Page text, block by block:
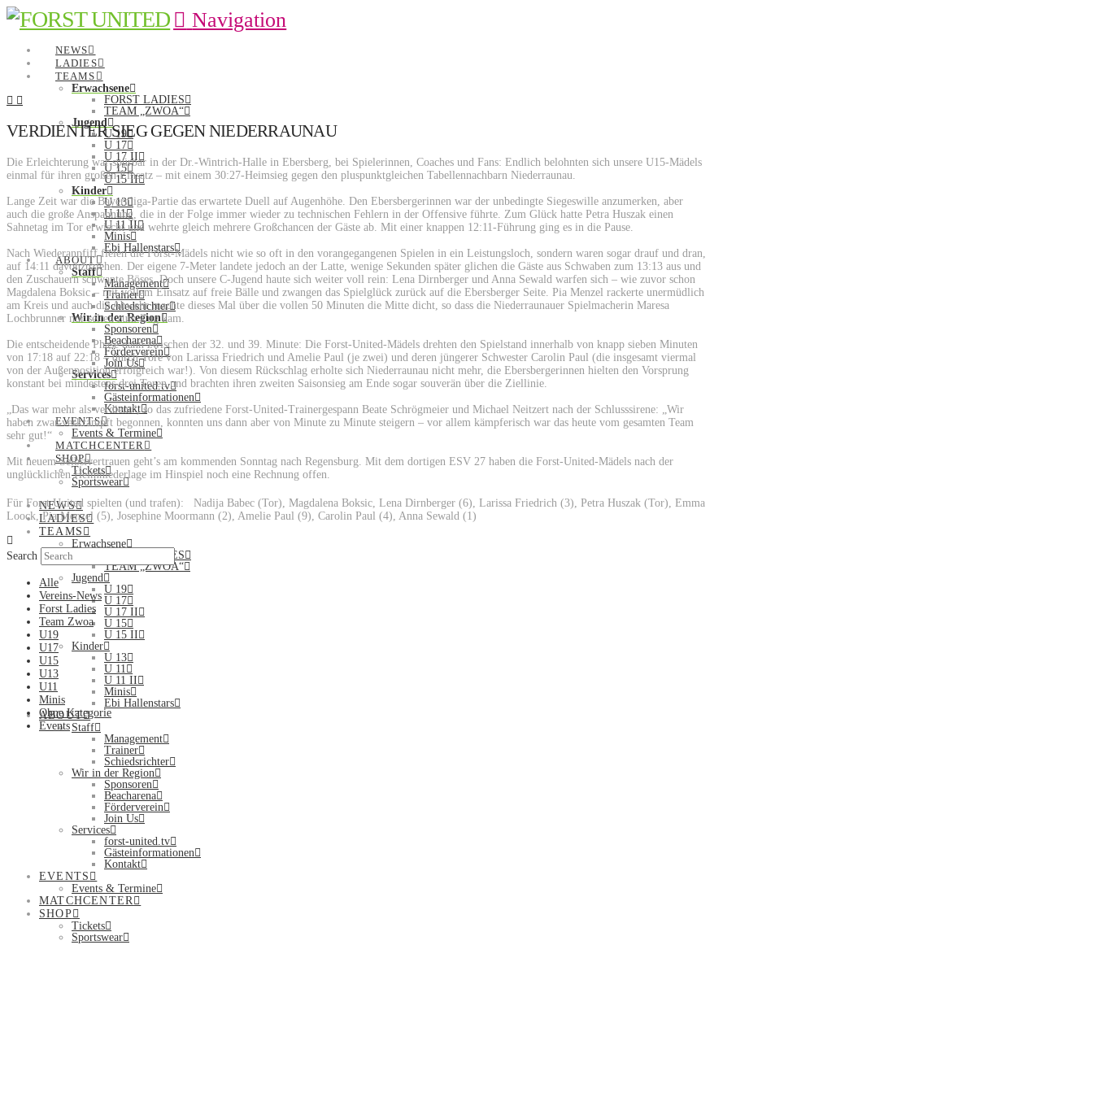
Navigation
NEWS
LADIES
TEAMS
Erwachsene
FORST LADIES
TEAM „ZWOA“
Jugend
U 19
U 17
U 17 II
U 15
U 15 II
Kinder
U 13
U 11
U 11 II
Minis
Ebi Hallenstars
ABOUT
Staff
Management
Trainer
Schiedsrichter
Wir in der Region
Sponsoren
Beacharena
Förderverein
Join Us
Services
forst-united.tv
Gästeinformationen
Kontakt
EVENTS
Events & Termine
MATCHCENTER
SHOP
Tickets
Sportswear
NEWS
LADIES
TEAMS
Erwachsene
FORST LADIES
TEAM „ZWOA“
Jugend
U 19
U 17
U 17 II
U 15
U 15 II
Kinder
U 13
U 11
U 11 II
Minis
Ebi Hallenstars
ABOUT
Staff
Management
Trainer
Schiedsrichter
Wir in der Region
Sponsoren
Beacharena
Förderverein
Join Us
Services
forst-united.tv
Gästeinformationen
Kontakt
EVENTS
Events & Termine
MATCHCENTER
SHOP
Tickets
Sportswear
VERDIENTER SIEG GEGEN NIEDERRAUNAU
Die Erleichterung war spürbar in der Dr.-Wintrich-Halle in Ebersberg, bei Spielerinnen, Coaches und Fans: Endlich belohnten sich unsere U15-Mädels
einmal für ihren großen Einsatz – mit einem 30:27-Heimsieg gegen den pluspunktgleichen Tabellennachbarn Niederraunau.
Lange Zeit war die Bayernliga-Partie das erwartete Duell auf Augenhöhe. Den Ebersbergerinnen war der unbedingte Siegeswille anzumerken, aber
auch die große Anspannung, die in der Folge immer wieder zu technischen Fehlern in der Offensive führte. Zum Glück hatte Petra Huszak einen
Sahnetag im Tor erwischt und wehrte gleich mehrere Großchancen der Gäste ab. Mit einer knappen 12:11-Führung ging es in die Pause.
Nach Wiederanpfiff fielen die Forst-Mädels nicht wie so oft in den vorangegangenen Spielen in ein Leistungsloch, sondern waren sogar drauf und dran,
auf 14:11 davonzuziehen. Der eigene 7-Meter landete jedoch an der Latte, wenige Sekunden später glichen die Gäste aus Schwaben zum 13:13 aus und
den Zuschauern schwante Böses. Doch unsere C-Jugend haute sich weiter voll rein: Lena Dirnberger und Anna Sewald warfen sich – wie zuvor schon
Magdalena Boksic – mit vollem Einsatz auf freie Bälle und zwangen das Spielglück zurück auf die Ebersberger Seite. Pia Menzel rackerte unermüdlich
am Kreis und auch die Abwehr machte dieses Mal über die vollen 50 Minuten die Mitte dicht, so dass die Niederraunauer Spielmacherin Maresa
Lochbrunner nur selten zum Zug kam.
Die entscheidende Phase dann zwischen der 32. und 39. Minute: Die Forst-United-Mädels drehten den Spielstand innerhalb von knapp sieben Minuten
von 17:18 auf 22:18 – durch Tore von Larissa Friedrich und Amelie Paul (je zwei) und deren jüngerer Schwester Carolin Paul (die insgesamt viermal
von der Außenposition erfolgreich war!). Von diesem Rückschlag erholte sich Niederraunau nicht mehr, die Ebersbergerinnen hielten den Vorsprung
konstant bei mindestens drei Toren und brachten ihren zweiten Saisonsieg am Ende sogar souverän über die Ziellinie.
„Das war mehr als verdient“, so das zufriedene Forst-United-Trainergespann Beate Schrögmeier und Michael Neitzert nach der Schlusssirene: „Wir
haben zwar verkrampft begonnen, konnten uns dann aber von Minute zu Minute steigern – vor allem kämpferisch war das heute vom gesamten Team
sehr gut!“
Mit neuem Selbstvertrauen geht’s am kommenden Sonntag nach Regensburg. Mit dem dortigen ESV 27 haben die Forst-United-Mädels nach der
unglücklichen Heimniederlage im Hinspiel noch eine Rechnung offen.
Für Forst United spielten (und trafen): Nadija Babec (Tor), Magdalena Boksic, Lena Dirnberger (6), Larissa Friedrich (3), Petra Huszak (Tor), Emma
Loock, Pia Menzel (5), Josephine Moormann (2), Amelie Paul (9), Carolin Paul (4), Anna Sewald (1)
Search
Alle
Vereins-News
Forst Ladies
Team Zwoa
U19
U17
U15
U13
U11
Minis
Ohne Kategorie
Events